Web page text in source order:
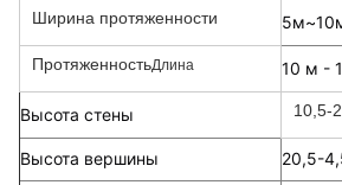
Ширина протяженности
ПротяженностьДлина 10 м -
Высота стены 10,5-
Высота вершины 20,5-